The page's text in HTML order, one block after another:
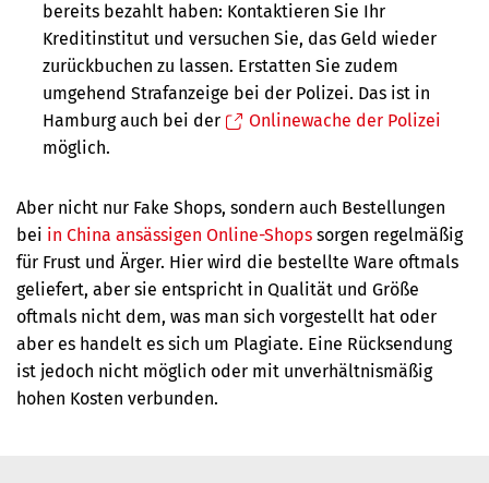
bereits bezahlt haben: Kontaktieren Sie Ihr
Kreditinstitut und versuchen Sie, das Geld wieder
zurückbuchen zu lassen. Erstatten Sie zudem
umgehend Strafanzeige bei der Polizei. Das ist in
Hamburg auch bei der
Onlinewache der Polizei
möglich.
Aber nicht nur Fake Shops, sondern auch Bestellungen
bei in China ansässigen Online-Shops sorgen regelmäßig
für Frust und Ärger. Hier wird die bestellte Ware oftmals
geliefert, aber sie entspricht in Qualität und Größe
oftmals nicht dem, was man sich vorgestellt hat oder
aber es handelt es sich um Plagiate. Eine Rücksendung
ist jedoch nicht möglich oder mit unverhältnismäßig
hohen Kosten verbunden.